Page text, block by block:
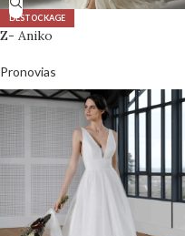
DÉSTOCKAGE
Z- Aniko
Pronovias